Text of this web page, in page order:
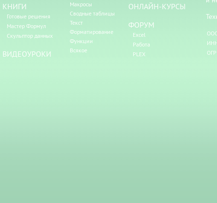
КНИГИ
Готовые решения
Мастер Формул
Скульптор данных
ВИДЕОУРОКИ
Макросы
Сводные таблицы
Текст
Форматирование
Функции
Всякое
ОНЛАЙН-КУРСЫ
ФОРУМ
Excel
Работа
PLEX